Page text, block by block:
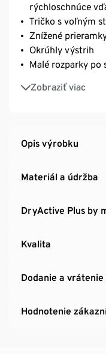
rýchloschnúce
Tričko s voľným
Znížené
Okrúhly výstrih
Malé rozparky po
Zobraziť viac
Rovný spodný okraj
Opis výrobku
Materiál a údržba
DryActive Plus by
Kvalita
Dodanie a
Hodnotenie